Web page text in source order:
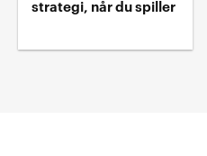
strategi, når du spiller